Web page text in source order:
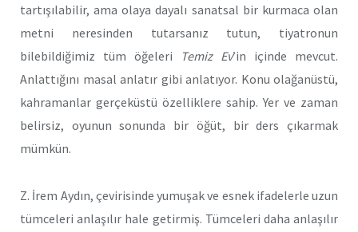
tartışılabilir, ama olaya dayalı sanatsal bir kurmaca olan
metni neresinden tutarsanız tutun, tiyatronun
bilebildiğimiz tüm öğeleri
Temiz Ev’in içinde mevcut.
Anlattığını masal anlatır gibi anlatıyor. Konu olağanüstü,
kahramanlar gerçeküstü özelliklere sahip. Yer ve zaman
belirsiz, oyunun sonunda bir öğüt, bir ders çıkarmak
mümkün.
Z. İrem Aydın, çevirisinde yumuşak ve esnek ifadelerle uzun
tümceleri anlaşılır hale getirmiş. Tümceleri daha anlaşılır